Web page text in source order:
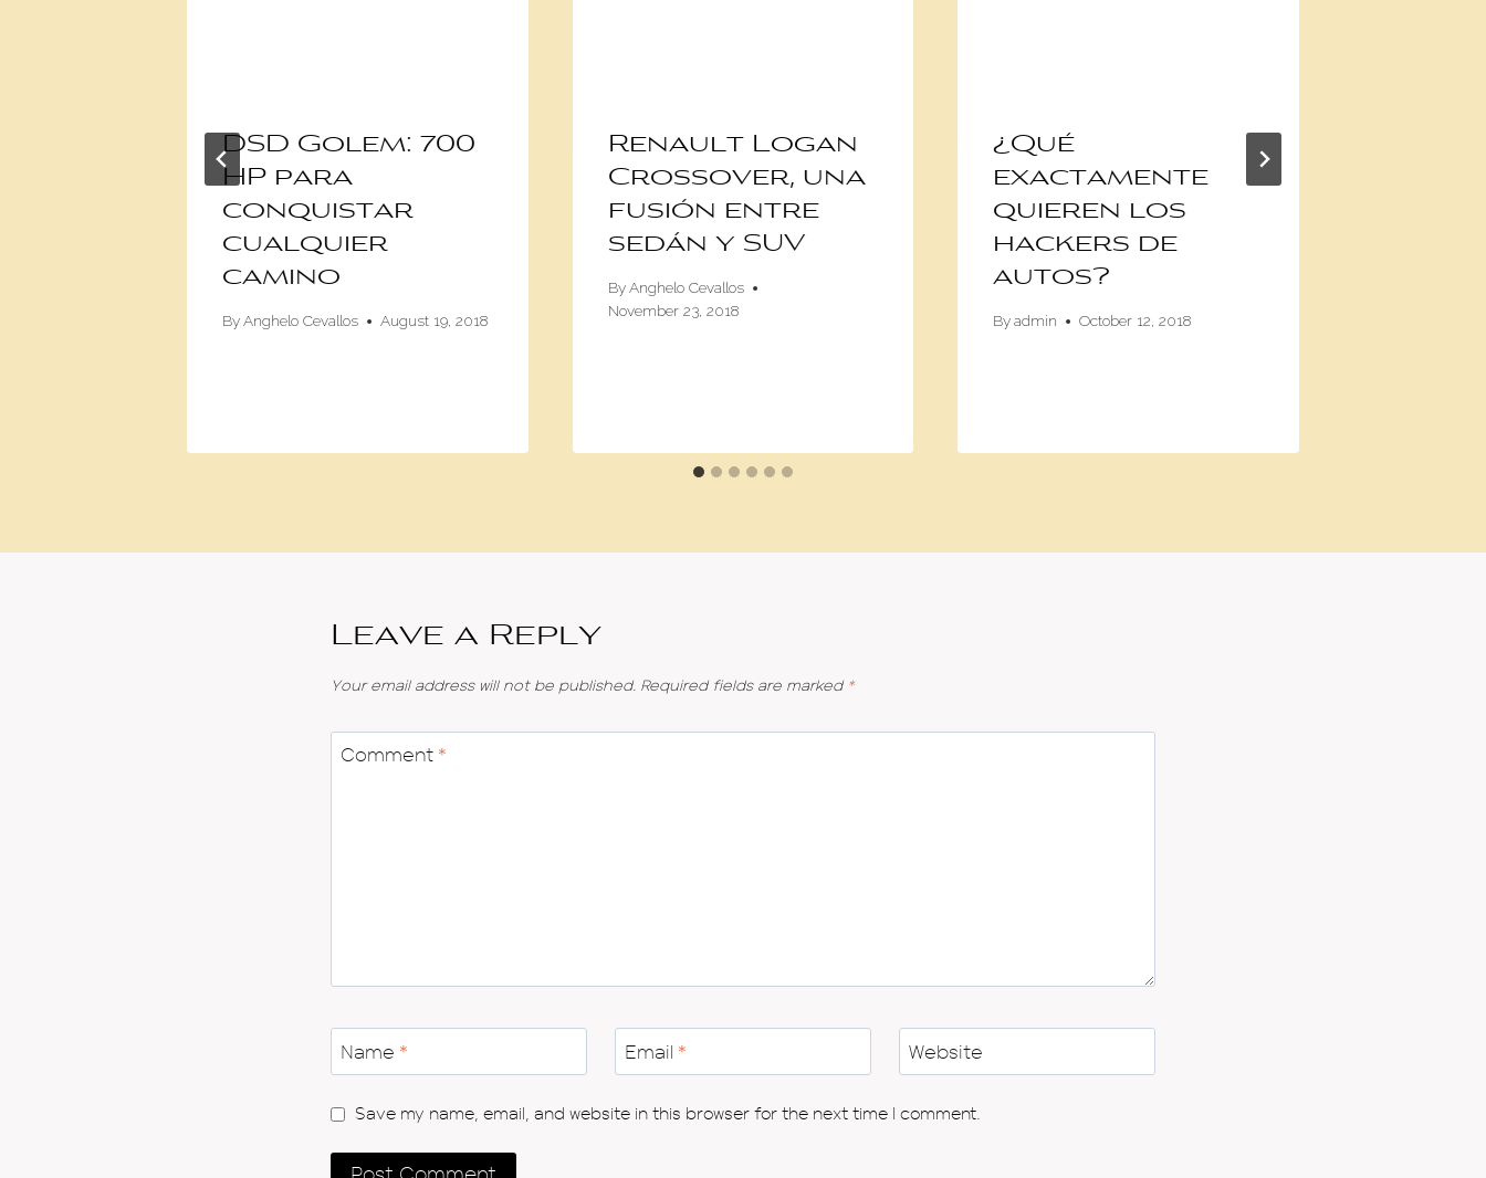
DSD Golem: 700
HP para
conquistar
cualquier
camino
ByAnghelo Cevallos August 19, 2018
Renault Logan
Crossover, una
fusión entre
sedán y SUV
By Anghelo Cevallos
November 23, 2018
¿Qué
exactamente
quieren los
hackers de
autos?
By admin October 12, 2018
Leave a Reply
Your email address will not be published. Required fields are marked *
Comment *
Name * Email * Website
Save my name, email, and website in this browser for the next time I comment.